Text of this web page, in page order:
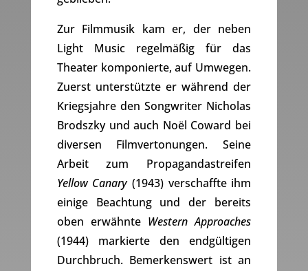
Zur Filmmusik kam er, der neben
Light Music regelmäßig für das
Theater komponierte, auf Umwegen.
Zuerst unterstützte er während der
Kriegsjahre den Songwriter Nicholas
Brodszky und auch Noël Coward bei
diversen Filmvertonungen. Seine
Arbeit zum Propagandastreifen
Yellow Canary(1943) verschaffte ihm
einige Beachtung und der bereits
oben erwähnte Western Approaches
(1944) markierte den endgültigen
Durchbruch. Bemerkenswert ist an